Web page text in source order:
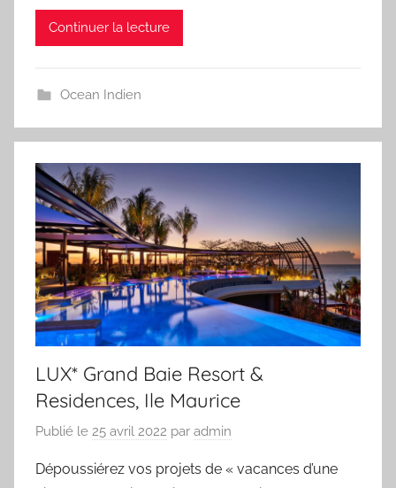
Continuer la lecture
Ocean Indien
LUX* Grand Baie Resort &
Residences, Ile Maurice
Publié le 25 avril 2022 par admin
Dépoussiérez vos projets de « vacances d’une